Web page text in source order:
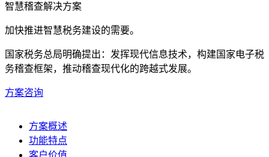
智慧稽查解决方案
加快推进智慧税务建设的需要。
国家税务总局明确提出：发挥现代信息技术，构建国家电子税
务稽查框架，推动稽查现代化的跨越式发展。
方案咨询
方案概述
功能特点
客户价值